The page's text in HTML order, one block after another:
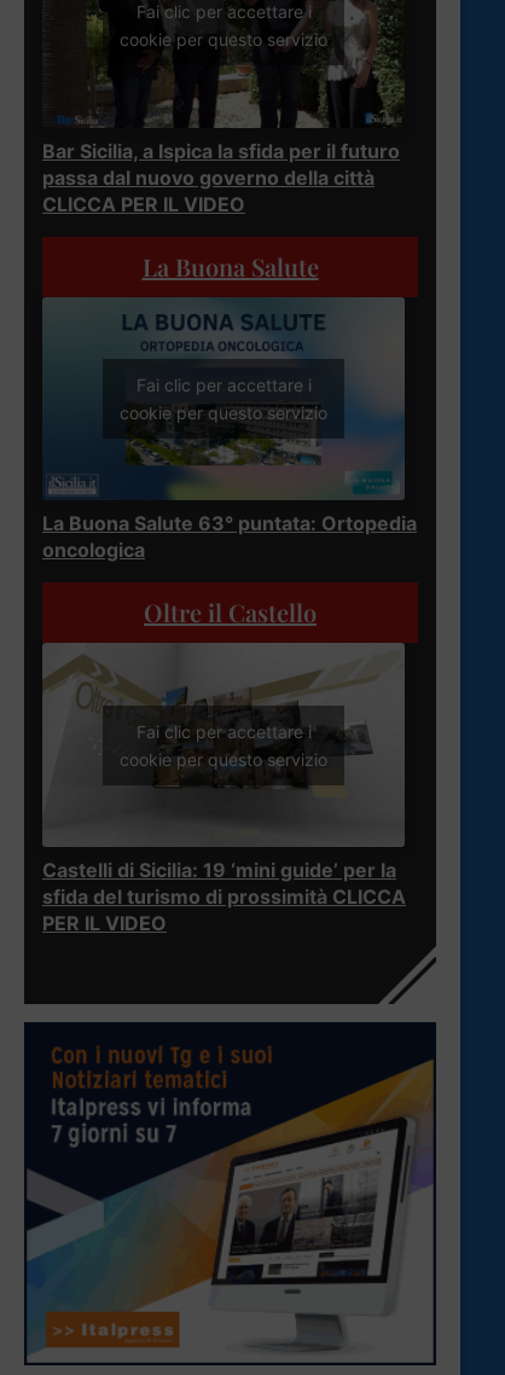
Fai clic per accettare i
cookie per questo servizio
Bar Sicilia, a Ispica la sfida per il futuro
passa dal nuovo governo della città
CLICCA PER IL VIDEO
La Buona Salute
Fai clic per accettare i
cookie per questo servizio
La Buona Salute 63° puntata: Ortopedia
oncologica
Oltre il Castello
Fai clic per accettare i
cookie per questo servizio
Castelli di Sicilia: 19 ‘mini guide’ per la
sfida del turismo di prossimità CLICCA
PER IL VIDEO